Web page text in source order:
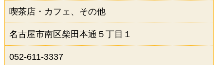
喫茶店・カフェ、その他
名古屋市南区柴田本通５丁目１
052-611-3337